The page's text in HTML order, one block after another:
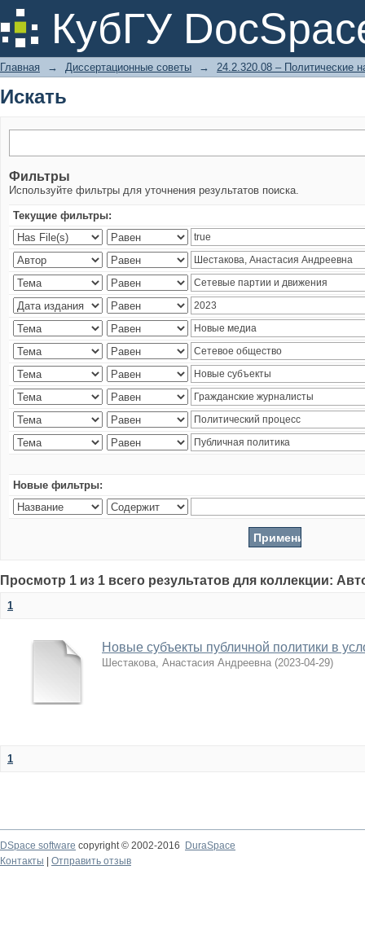
КубГУ
Искать
Главная → Диссертационные советы → 24.2.320.08 – Политические
Искать
Фильтры
Используйте фильтры для уточнения результатов поиска.
Текущие фильтры:
Новые фильтры:
Просмотр 1 из 1 всего результатов для коллекции:
1
Новые субъекты публичной политики в
Шестакова, Анастасия Андреевна (2023-04-29)
1
DSpace software copyright © 2002-2016
DuraSpace
Контакты
Отправить отзыв